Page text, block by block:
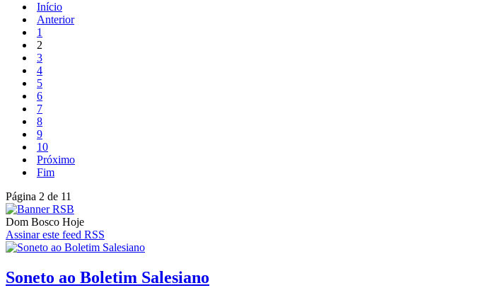
Início
Anterior
1
2
3
4
5
6
7
8
9
10
Próximo
Fim
Página 2 de 11
Dom Bosco Hoje
Assinar este feed RSS
Soneto ao Boletim Salesiano